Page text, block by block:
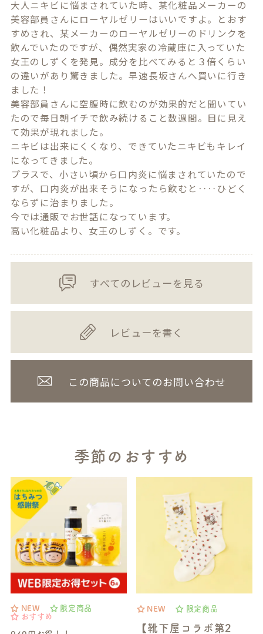
大人ニキビに悩まされていた時、某化粧品メーカーの
美容部員さんにローヤルゼリーはいいですよ。とおす
すめされ、某メーカーのローヤルゼリーのドリンクを
飲んでいたのですが、偶然実家の冷蔵庫に入っていた
女王のしずくを発見。成分を比べてみると３倍くらい
の違いがあり驚きました。早速長坂さんへ買いに行き
ました！
美容部員さんに空腹時に飲むのが効果的だと聞いてい
たので毎日朝イチで飲み続けること数週間。目に見え
て効果が現れました。
ニキビは出来にくくなり、できていたニキビもキレイ
になってきました。
プラスで、小さい頃から口内炎に悩まされていたので
すが、口内炎が出来そうになったら飲むと‥‥ひどく
ならずに治まりました。
今では通販でお世話になっています。
高い化粧品より、女王のしずく。です。
すべてのレビューを見る
レビューを書く
この商品についてのお問い合わせ
季節のおすすめ
NEW
限定商品
おすすめ
NEW 限定商品
【靴下屋コラボ第2